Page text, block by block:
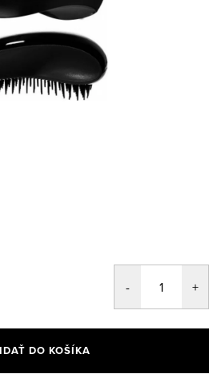
DO KOŠÍKA